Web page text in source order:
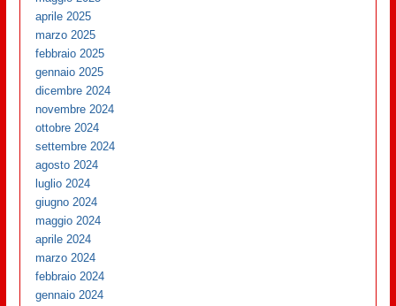
aprile 2025
marzo 2025
febbraio 2025
gennaio 2025
dicembre 2024
novembre 2024
ottobre 2024
settembre 2024
agosto 2024
luglio 2024
giugno 2024
maggio 2024
aprile 2024
marzo 2024
febbraio 2024
gennaio 2024